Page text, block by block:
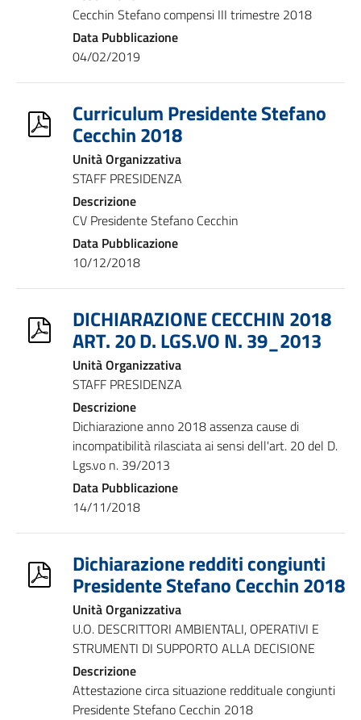
Cecchin Stefano compensi III trimestre 2018
Data Pubblicazione
04/02/2019
Curriculum Presidente Stefano
Cecchin 2018
Unità Organizzativa
STAFF PRESIDENZA
Descrizione
CV Presidente Stefano Cecchin
Data Pubblicazione
10/12/2018
DICHIARAZIONE CECCHIN 2018
ART. 20 D. LGS.VO N. 39_2013
Unità Organizzativa
STAFF PRESIDENZA
Descrizione
Dichiarazione anno 2018 assenza cause di
incompatibilità rilasciata ai sensi dell'art. 20 del D.
Lgs.vo n. 39/2013
Data Pubblicazione
14/11/2018
Dichiarazione redditi congiunti
Presidente Stefano Cecchin 2018
Unità Organizzativa
U.O. DESCRITTORI AMBIENTALI, OPERATIVI E
STRUMENTI DI SUPPORTO ALLA DECISIONE
Descrizione
Attestazione circa situazione reddituale congiunti
Presidente Stefano Cecchin 2018